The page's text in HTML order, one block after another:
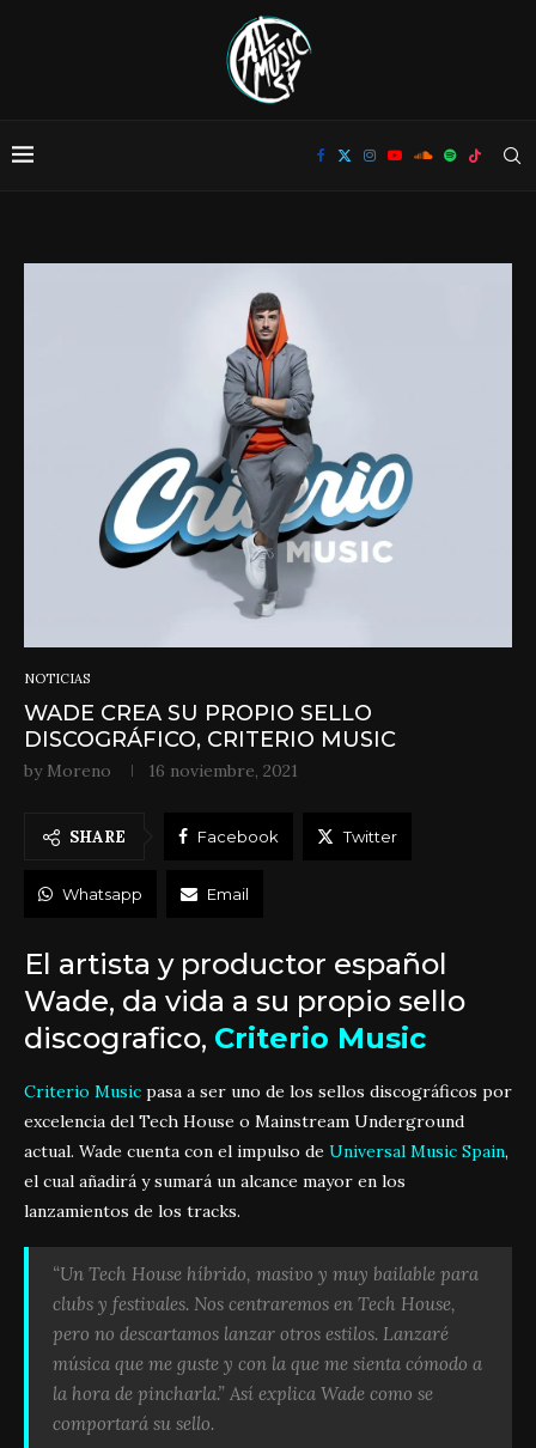
NOTICIAS
WADE CREA SU PROPIO SELLO
DISCOGRÁFICO, CRITERIO MUSIC
by Moreno 16 noviembre, 2021
SHARE Facebook Twitter
Whatsapp Email
El artista y productor español
Wade, da vida a su propio sello
discografico, Criterio Music
Criterio Music pasa a ser uno de los sellos discográficos por
excelencia del Tech House o Mainstream Underground
actual. Wade cuenta con el impulso de Universal Music Spain,
el cual añadirá y sumará un alcance mayor en los
lanzamientos de los tracks.
“Un Tech House híbrido, masivo y muy bailable para
clubs y festivales. Nos centraremos en Tech House,
pero no descartamos lanzar otros estilos. Lanzaré
música que me guste y con la que me sienta cómodo a
la hora de pincharla.” Así explica Wade como se
comportará su sello.